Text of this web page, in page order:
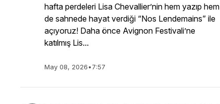
hafta perdeleri Lisa Chevallier’nin hem yazıp hem
de sahnede hayat verdiği “Nos Lendemains” ile
açıyoruz! Daha önce Avignon Festivali’ne
katılmış Lis...
May 08, 2026•7:57